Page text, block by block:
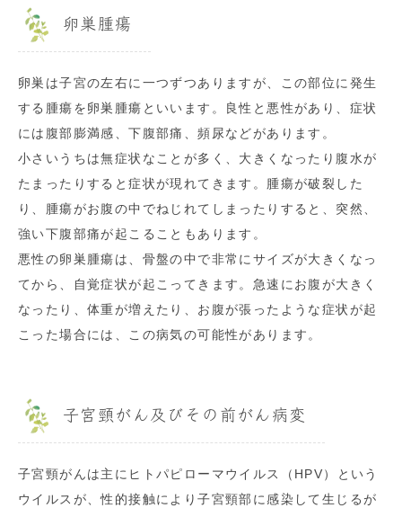
卵巣腫瘍
卵巣は子宮の左右に一つずつありますが、この部位に発生
する腫瘍を卵巣腫瘍といいます。良性と悪性があり、症状
には腹部膨満感、下腹部痛、頻尿などがあります。
小さいうちは無症状なことが多く、大きくなったり腹水が
たまったりすると症状が現れてきます。腫瘍が破裂した
り、腫瘍がお腹の中でねじれてしまったりすると、突然、
強い下腹部痛が起こることもあります。
悪性の卵巣腫瘍は、骨盤の中で非常にサイズが大きくなっ
てから、自覚症状が起こってきます。急速にお腹が大きく
なったり、体重が増えたり、お腹が張ったような症状が起
こった場合には、この病気の可能性があります。
子宮頸がん及びその前がん病変
子宮頸がんは主にヒトパピローマウイルス（HPV）という
ウイルスが、性的接触により子宮頸部に感染して生じるが